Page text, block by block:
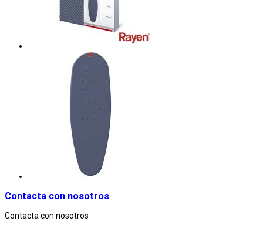
Contacta con nosotros
Contacta con nosotros